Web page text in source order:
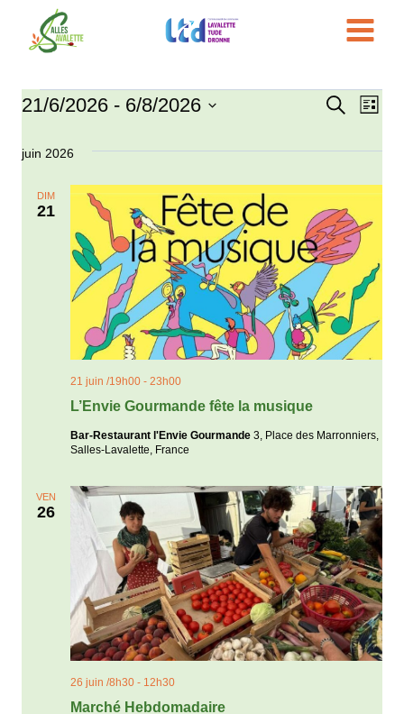
Évènements
et
de
vues
Recherche
Liste
21/6/2026 - 6/8/2026
une
juin 2026
DIM
21
L’Envie Gourmande fête la musique
21 juin /19h00 - 23h00
Bar-Restaurant l'Envie Gourmande 3, Place des Marronniers,
Salles-Lavalette, France
VEN
26
Marché Hebdomadaire
26 juin /8h30 - 12h30